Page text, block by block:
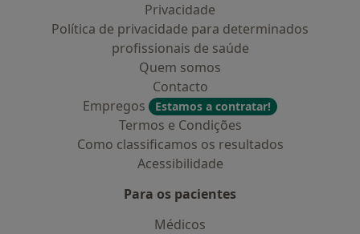
Privacidade
Política de privacidade para determinados
profissionais de saúde
Quem somos
Contacto
Empregos
Estamos a contratar!
Termos e Condições
Como classificamos os resultados
Acessibilidade
Para os pacientes
Médicos